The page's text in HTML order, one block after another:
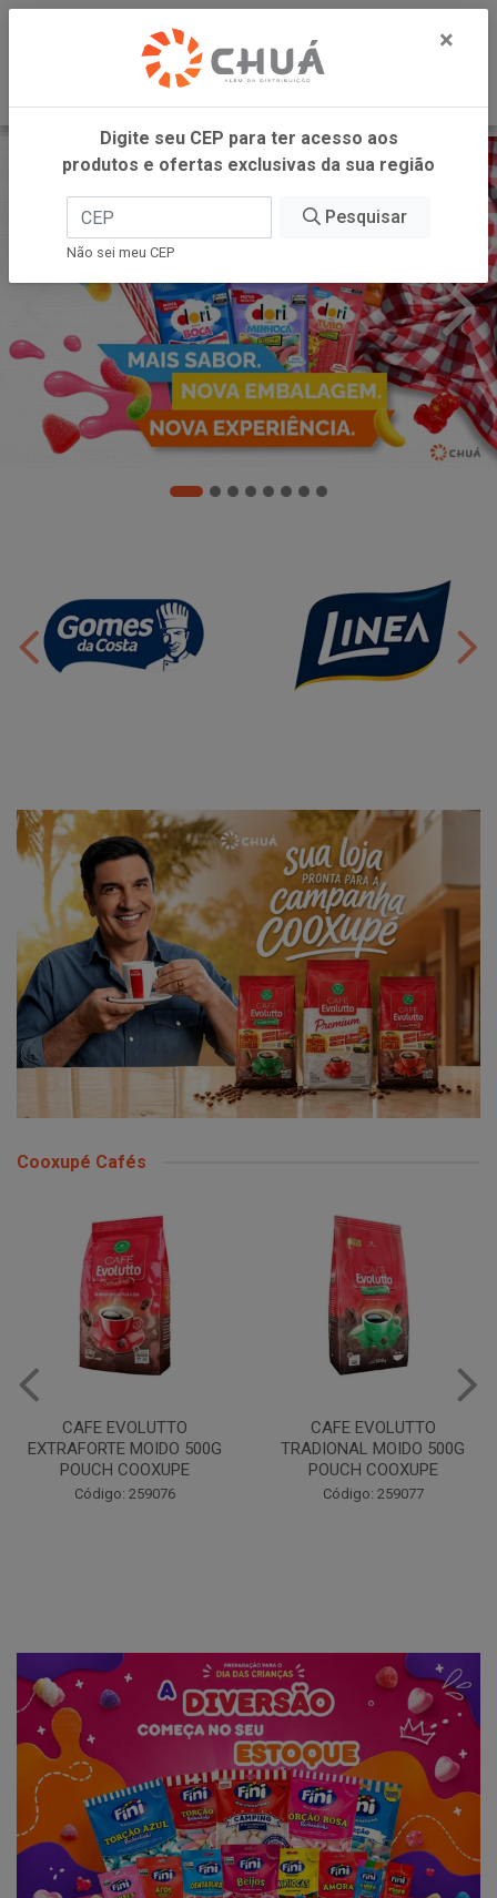
Cooxupé Cafés
CAFE EVOLUTTO
EXTRAFORTE MOIDO 500G
POUCH COOXUPE
Código: 259076
CAFE EVOLUTTO
TRADIONAL MOIDO 500G
POUCH COOXUPE
Código: 259077
×
Digite seu CEP para ter acesso aos
produtos e ofertas exclusivas da sua região
Pesquisar
Não sei meu CEP